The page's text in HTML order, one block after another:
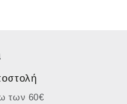
των 60€